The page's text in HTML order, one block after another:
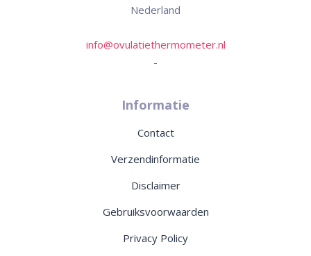
Nederland
info@ovulatiethermometer.nl
-
Informatie
Contact
Verzendinformatie
Disclaimer
Gebruiksvoorwaarden
Privacy Policy